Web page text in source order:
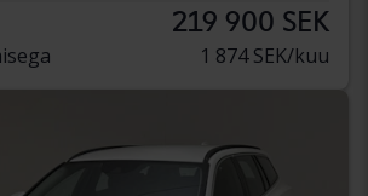
219 900 SEK
1 874 SEK/kuu